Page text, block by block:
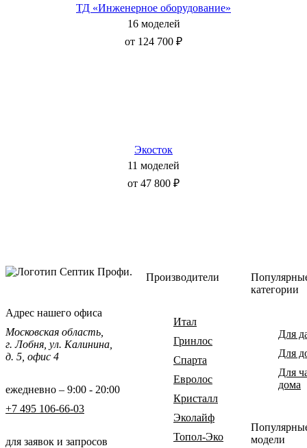
ТД «Инженерное оборудование»
16 моделей
от 124 700 ₽
Экосток
11 моделей
от 47 800 ₽
Адрес нашего офиса
Московская область,
г. Лобня, ул. Калинина,
д. 5, офис 4
ежедневно – 9:00 - 20:00
+7 495 106-66-03
для заявок и запросов
Производители
Итал
Гринлос
Спарта
Евролос
Кристалл
Эколайф
Топол-Эко
категории
Для
Для
Для
дома
модели